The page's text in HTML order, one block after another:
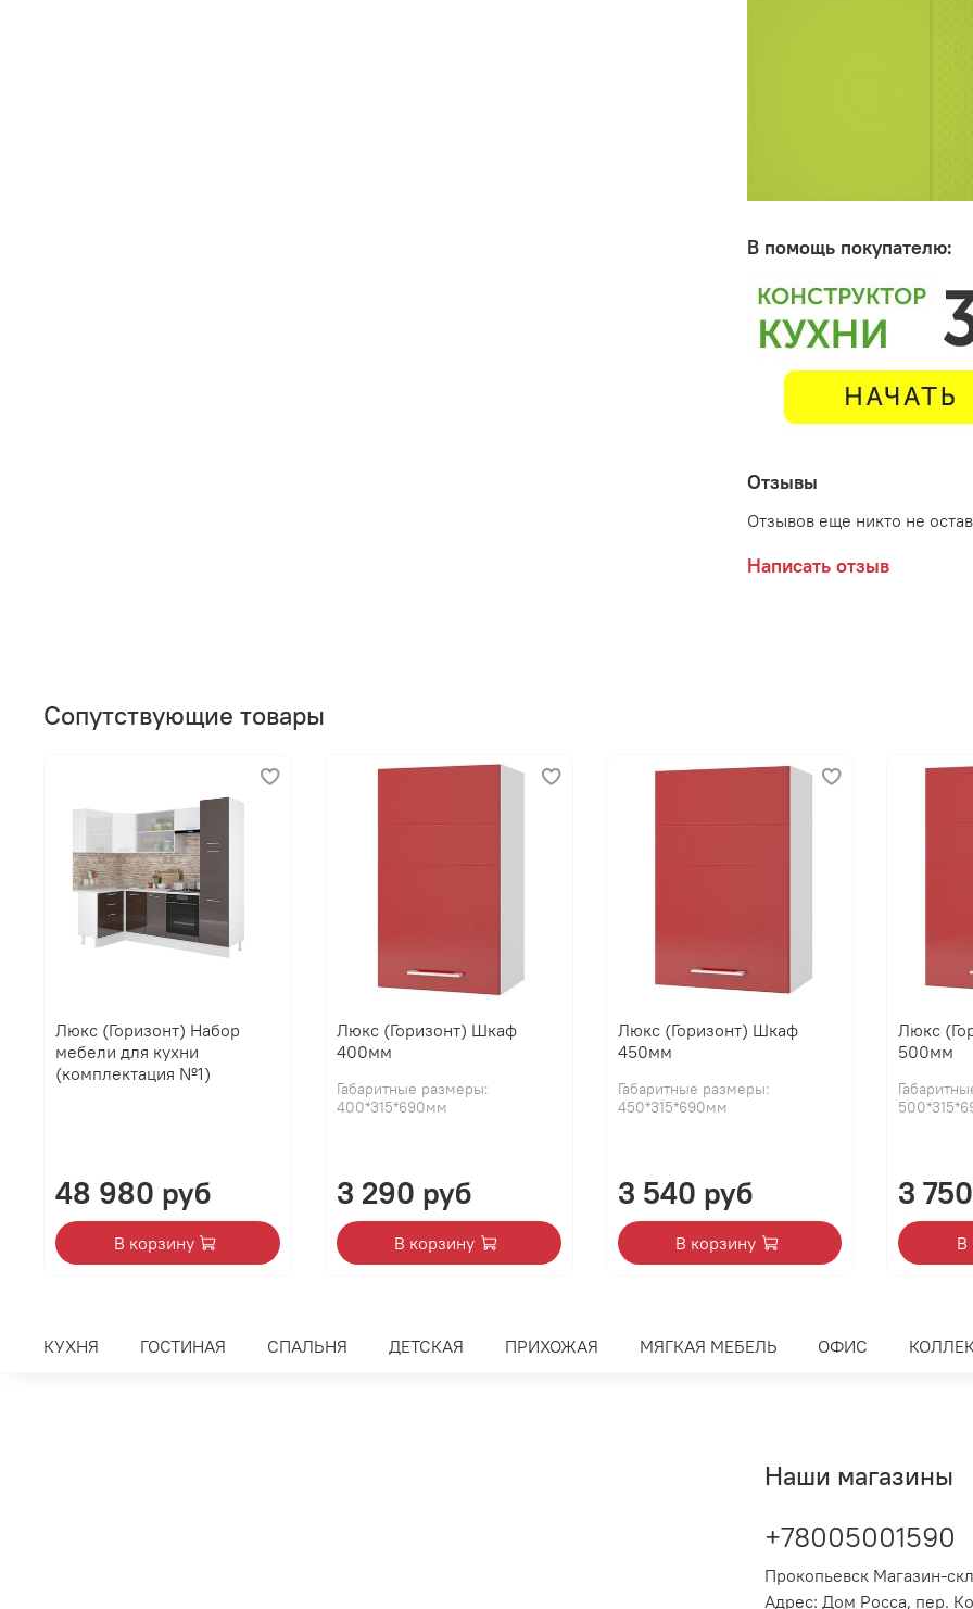
В помощь покупателю:
Отзывы
Отзывов еще никто не
Написать отзыв
Сопутствующие товары
Люкс (Горизонт) Набор
мебели для кухни
(комплектация №1)
48 980 руб
В корзину
Люкс (Горизонт) Шкаф
400мм
Габаритные размеры:
400*315*690мм
3 290 руб
В корзину
Люкс (Горизонт) Шкаф
450мм
Габаритные размеры:
450*315*690мм
3 540 руб
В корзину
Люкс
500мм
3
В
КУХНЯ ГОСТИНАЯ СПАЛЬНЯ ДЕТСКАЯ ПРИХОЖАЯ МЯГКАЯ МЕБЕЛЬ ОФИС
Наши магазины
+78005001590
Прокопьевск Магазин-
Адрес: Дом Росса, пер.